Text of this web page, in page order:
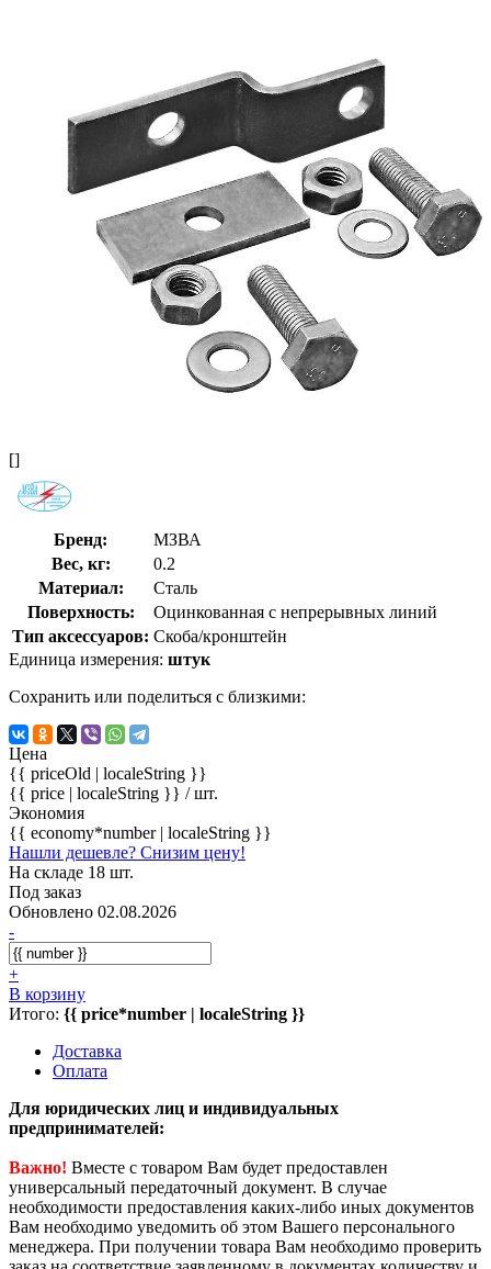
[]
Бренд:
МЗВА
Вес, кг:
0.2
Материал:
Сталь
Поверхность:
Оцинкованная с непрерывных линий
Тип аксессуаров: Скоба/кронштейн
Единица измерения: штук
Сохранить или поделиться с близкими:
Цена
{{ priceOld | localeString }}
{{ price | localeString }} / шт.
Экономия
{{ economy*number | localeString }}
Нашли дешевле? Снизим цену!
На складе 18 шт.
Под заказ
Обновлено 02.08.2026
-
+
В корзину
Итого: {{ price*number | localeString }}
Доставка
Оплата
Для юридических лиц и индивидуальных
предпринимателей:
Важно! Вместе с товаром Вам будет предоставлен
универсальный передаточный документ. В случае
необходимости предоставления каких-либо иных документов
Вам необходимо уведомить об этом Вашего персонального
менеджера. При получении товара Вам необходимо проверить